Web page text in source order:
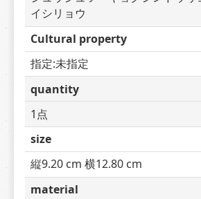
イシリョウ
Cultural property
指定:未指定
quantity
1点
size
縦9.20 cm 横12.80 cm
material